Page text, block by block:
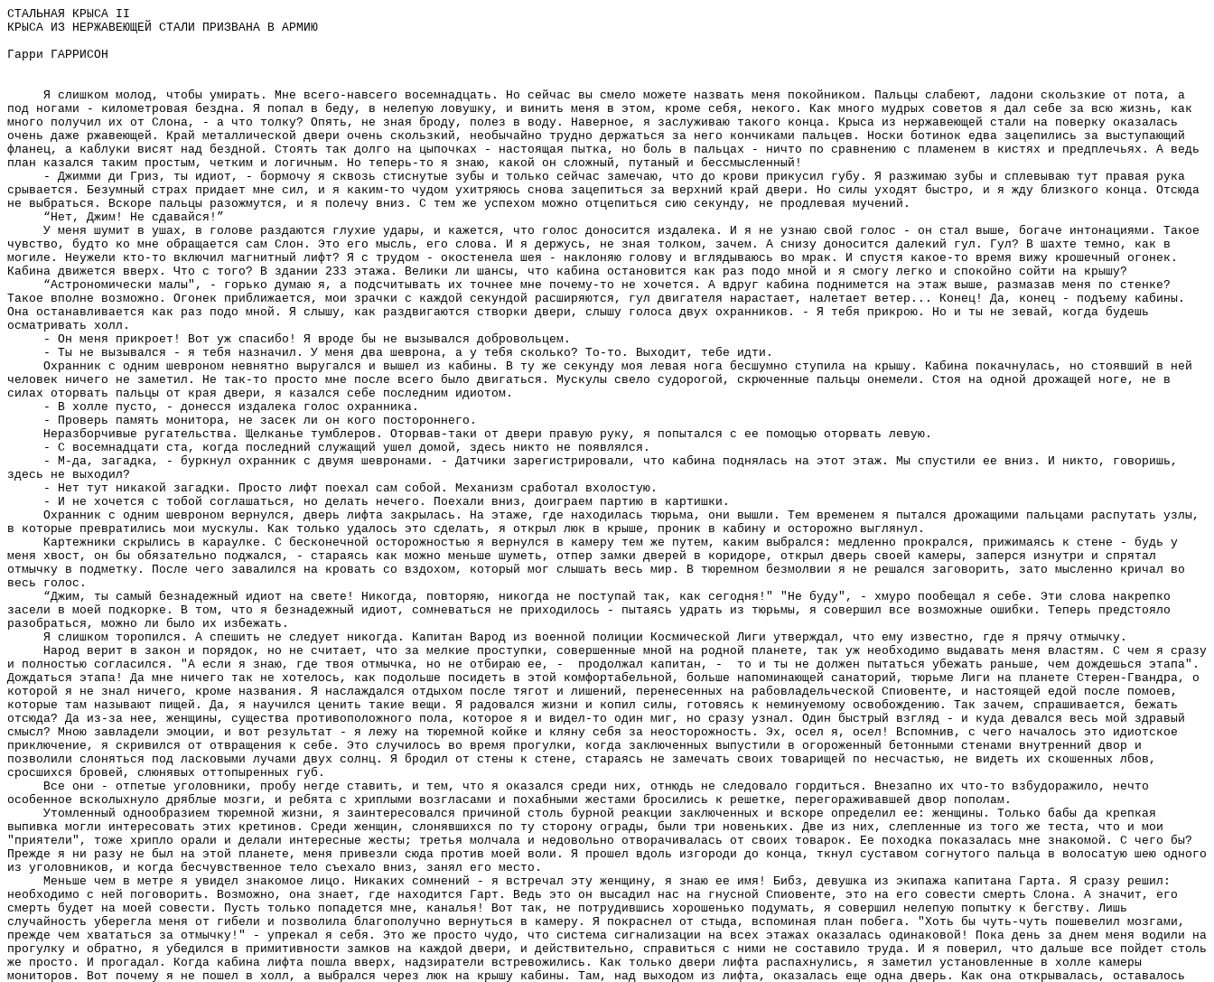
СТАЛЬНАЯ КРЫСА II
КРЫСА ИЗ НЕРЖАВЕЮЩЕЙ СТАЛИ ПРИЗВАНА В АРМИЮ
Гарри ГАРРИСОН
Я слишком молод, чтобы умирать. Мне всего-навсего восемнадцать. Но сейчас вы смело можете назвать меня покойником. Пальцы слабеют, ладони скользкие от пота, а
под ногами - километровая бездна. Я попал в беду, в нелепую ловушку, и винить меня в этом, кроме себя, некого. Как много мудрых советов я дал себе за всю жизнь, как
много получил их от Слона, - а что толку? Опять, не зная броду, полез в воду. Наверное, я заслуживаю такого конца. Крыса из нержавеющей стали на поверку оказалась
очень даже ржавеющей. Край металлической двери очень скользкий, необычайно трудно держаться за него кончиками пальцев. Носки ботинок едва зацепились за выступающий
фланец, а каблуки висят над бездной. Стоять так долго на цыпочках - настоящая пытка, но боль в пальцах - ничто по сравнению с пламенем в кистях и предплечьях. А ведь
план казался таким простым, четким и логичным. Но теперь-то я знаю, какой он сложный, путаный и бессмысленный!
- Джимми ди Гриз, ты идиот, - бормочу я сквозь стиснутые зубы и только сейчас замечаю, что до крови прикусил губу. Я разжимаю зубы и сплевываю тут правая рука
срывается. Безумный страх придает мне сил, и я каким-то чудом ухитряюсь снова зацепиться за верхний край двери. Но силы уходят быстро, и я жду близкого конца. Отсюда
не выбраться. Вскоре пальцы разожмутся, и я полечу вниз. С тем же успехом можно отцепиться сию секунду, не продлевая мучений.
“Нет, Джим! Не сдавайся!”
У меня шумит в ушах, в голове раздаются глухие удары, и кажется, что голос доносится издалека. И я не узнаю свой голос - он стал выше, богаче интонациями. Такое
чувство, будто ко мне обращается сам Слон. Это его мысль, его слова. И я держусь, не зная толком, зачем. А снизу доносится далекий гул. Гул? В шахте темно, как в
могиле. Неужели кто-то включил магнитный лифт? Я с трудом - окостенела шея - наклоняю голову и вглядываюсь во мрак. И спустя какое-то время вижу крошечный огонек.
Кабина движется вверх. Что с того? В здании 233 этажа. Велики ли шансы, что кабина остановится как раз подо мной и я смогу легко и спокойно сойти на крышу?
“Астрономически малы", - горько думаю я, а подсчитывать их точнее мне почему-то не хочется. А вдруг кабина поднимется на этаж выше, размазав меня по стенке?
Такое вполне возможно. Огонек приближается, мои зрачки с каждой секундой расширяются, гул двигателя нарастает, налетает ветер... Конец! Да, конец - подъему кабины.
Она останавливается как раз подо мной. Я слышу, как раздвигаются створки двери, слышу голоса двух охранников. - Я тебя прикрою. Но и ты не зевай, когда будешь
осматривать холл.
- Он меня прикроет! Вот уж спасибо! Я вроде бы не вызывался добровольцем.
- Ты не вызывался - я тебя назначил. У меня два шеврона, а у тебя сколько? То-то. Выходит, тебе идти.
Охранник с одним шевроном невнятно выругался и вышел из кабины. В ту же секунду моя левая нога бесшумно ступила на крышу. Кабина покачнулась, но стоявший в ней
человек ничего не заметил. Не так-то просто мне после всего было двигаться. Мускулы свело судорогой, скрюченные пальцы онемели. Стоя на одной дрожащей ноге, не в
силах оторвать пальцы от края двери, я казался себе последним идиотом.
- В холле пусто, - донесся издалека голос охранника.
- Проверь память монитора, не засек ли он кого постороннего.
Неразборчивые ругательства. Щелканье тумблеров. Оторвав-таки от двери правую руку, я попытался с ее помощью оторвать левую.
- С восемнадцати ста, когда последний служащий ушел домой, здесь никто не появлялся.
- М-да, загадка, - буркнул охранник с двумя шевронами. - Датчики зарегистрировали, что кабина поднялась на этот этаж. Мы спустили ее вниз. И никто, говоришь,
здесь не выходил?
- Нет тут никакой загадки. Просто лифт поехал сам собой. Механизм сработал вхолостую.
- И не хочется с тобой соглашаться, но делать нечего. Поехали вниз, доиграем партию в картишки.
Охранник с одним шевроном вернулся, дверь лифта закрылась. На этаже, где находилась тюрьма, они вышли. Тем временем я пытался дрожащими пальцами распутать узлы,
в которые превратились мои мускулы. Как только удалось это сделать, я открыл люк в крыше, проник в кабину и осторожно выглянул.
Картежники скрылись в караулке. С бесконечной осторожностью я вернулся в камеру тем же путем, каким выбрался: медленно прокрался, прижимаясь к стене - будь у
меня хвост, он бы обязательно поджался, - стараясь как можно меньше шуметь, отпер замки дверей в коридоре, открыл дверь своей камеры, заперся изнутри и спрятал
отмычку в подметку. После чего завалился на кровать со вздохом, который мог слышать весь мир. В тюремном безмолвии я не решался заговорить, зато мысленно кричал во
весь голос.
“Джим, ты самый безнадежный идиот на свете! Никогда, повторяю, никогда не поступай так, как сегодня!" "Не буду", - хмуро пообещал я себе. Эти слова накрепко
засели в моей подкорке. В том, что я безнадежный идиот, сомневаться не приходилось - пытаясь удрать из тюрьмы, я совершил все возможные ошибки. Теперь предстояло
разобраться, можно ли было их избежать.
Я слишком торопился. А спешить не следует никогда. Капитан Варод из военной полиции Космической Лиги утверждал, что ему известно, где я прячу отмычку.
Народ верит в закон и порядок, но не считает, что за мелкие проступки, совершенные мной на родной планете, так уж необходимо выдавать меня властям. С чем я сразу
и полностью согласился. "А если я знаю, где твоя отмычка, но не отбираю ее, -
продолжал капитан, -
то и ты не должен пытаться убежать раньше, чем дождешься этапа".
Дождаться этапа! Да мне ничего так не хотелось, как подольше посидеть в этой комфортабельной, больше напоминающей санаторий, тюрьме Лиги на планете Стерен-Гвандра, о
которой я не знал ничего, кроме названия. Я наслаждался отдыхом после тягот и лишений, перенесенных на рабовладельческой Спиовенте, и настоящей едой после помоев,
которые там называют пищей. Да, я научился ценить такие вещи. Я радовался жизни и копил силы, готовясь к неминуемому освобождению. Так зачем, спрашивается, бежать
отсюда? Да из-за нее, женщины, существа противоположного пола, которое я и видел-то один миг, но сразу узнал. Один быстрый взгляд - и куда девался весь мой здравый
смысл? Мною завладели эмоции, и вот результат - я лежу на тюремной койке и кляну себя за неосторожность. Эх, осел я, осел! Вспомнив, с чего началось это идиотское
приключение, я скривился от отвращения к себе. Это случилось во время прогулки, когда заключенных выпустили в огороженный бетонными стенами внутренний двор и
позволили слоняться под ласковыми лучами двух солнц. Я бродил от стены к стене, стараясь не замечать своих товарищей по несчастью, не видеть их скошенных лбов,
сросшихся бровей, слюнявых оттопыренных губ.
Все они - отпетые уголовники, пробу негде ставить, и тем, что я оказался среди них, отнюдь не следовало гордиться. Внезапно их что-то взбудоражило, нечто
особенное всколыхнуло дряблые мозги, и ребята с хриплыми возгласами и похабными жестами бросились к решетке, перегораживавшей двор пополам.
Утомленный однообразием тюремной жизни, я заинтересовался причиной столь бурной реакции заключенных и вскоре определил ее: женщины. Только бабы да крепкая
выпивка могли интересовать этих кретинов. Среди женщин, слонявшихся по ту сторону ограды, были три новеньких. Две из них, слепленные из того же теста, что и мои
"приятели", тоже хрипло орали и делали интересные жесты; третья молчала и недовольно отворачивалась от своих товарок. Ее походка показалась мне знакомой. С чего бы?
Прежде я ни разу не был на этой планете, меня привезли сюда против моей воли. Я прошел вдоль изгороди до конца, ткнул суставом согнутого пальца в волосатую шею одного
из уголовников, и когда бесчувственное тело съехало вниз, занял его место.
Меньше чем в метре я увидел знакомое лицо. Никаких сомнений - я встречал эту женщину, я знаю ее имя! Бибз, девушка из экипажа капитана Гарта. Я сразу решил:
необходимо с ней поговорить. Возможно, она знает, где находится Гарт. Ведь это он высадил нас на гнусной Спиовенте, это на его совести смерть Слона. А значит, его
смерть будет на моей совести. Пусть только попадется мне, каналья! Вот так, не потрудившись хорошенько подумать, я совершил нелепую попытку к бегству. Лишь
случайность уберегла меня от гибели и позволила благополучно вернуться в камеру. Я покраснел от стыда, вспоминая план побега. "Хоть бы чуть-чуть пошевелил мозгами,
прежде чем хвататься за отмычку!" - упрекал я себя. Это же просто чудо, что система сигнализации на всех этажах оказалась одинаковой! Пока день за днем меня водили на
прогулку и обратно, я убедился в примитивности замков на каждой двери, и действительно, справиться с ними не составило труда. И я поверил, что дальше все пойдет столь
же просто. И прогадал. Когда кабина лифта пошла вверх, надзиратели встревожились. Как только двери лифта распахнулись, я заметил установленные в холле камеры
мониторов. Вот почему я не пошел в холл, а выбрался через люк на крышу кабины. Там, над выходом из лифта, оказалась еще одна дверь. Как она открывалась, оставалось